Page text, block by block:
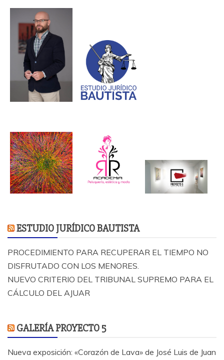
ESTUDIO JURÍDICO BAUTISTA
PROCEDIMIENTO PARA RECUPERAR EL TIEMPO NO
DISFRUTADO CON LOS MENORES.
NUEVO CRITERIO DEL TRIBUNAL SUPREMO PARA EL
CÁLCULO DEL AJUAR
GALERÍA PROYECTO 5
Nueva exposición: «Corazón de Lava» de José Luis de Juan